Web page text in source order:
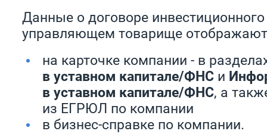
Данные о договоре
управляющем товарище
на карточке компании - в
в уставном капитале/ФНС и
в уставном капитале/ФНС, а
из ЕГРЮЛ по компании
в бизнес-справке по компании.